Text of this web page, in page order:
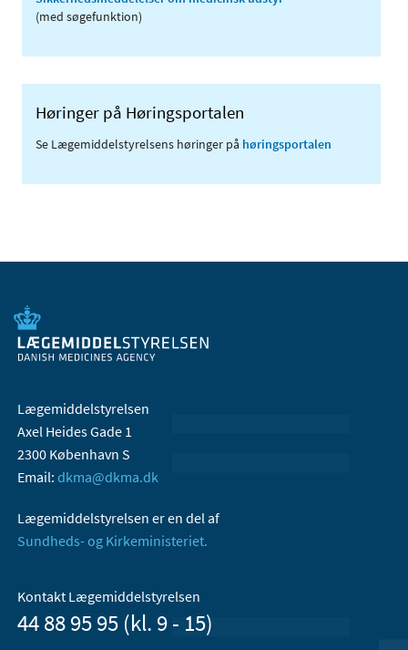
(med søgefunktion)
Høringer på Høringsportalen
Se Lægemiddelstyrelsens høringer på høringsportalen
Lægemiddelstyrelsen
Axel Heides Gade 1
2300 København S
Email: dkma@dkma.dk
Lægemiddelstyrelsen er en del af
Sundheds- og Kirkeministeriet.
Kontakt Lægemiddelstyrelsen
44 88 95 95 (kl. 9 - 15)